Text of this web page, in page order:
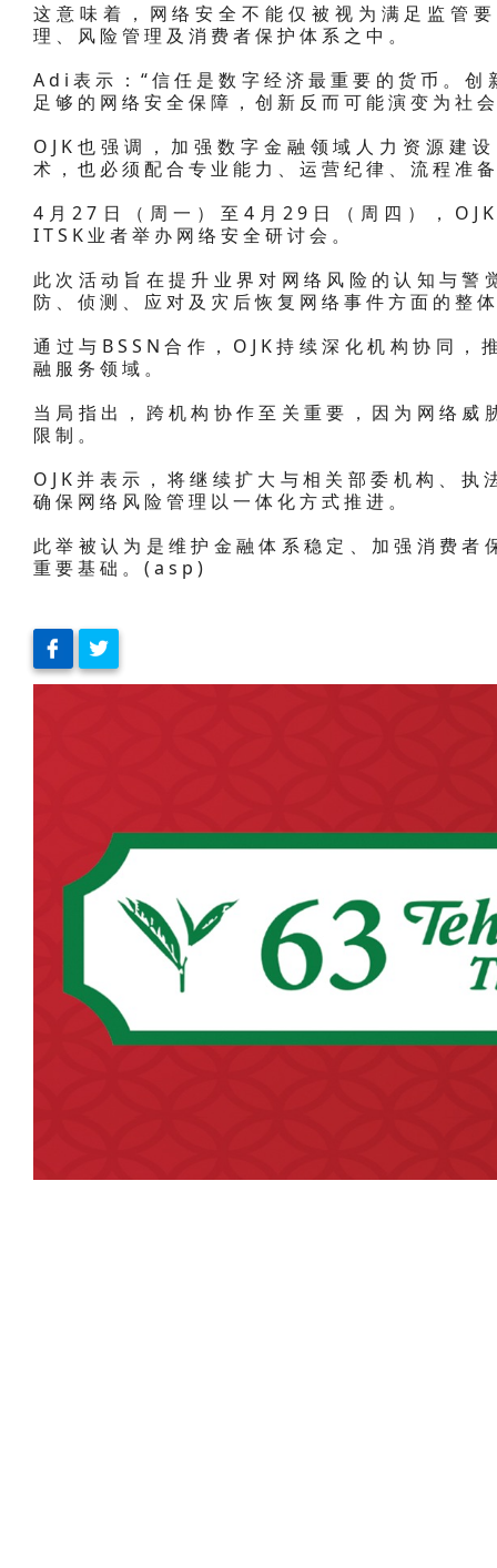
这意味着，网络安全不能仅被视为满足监管
理、风险管理及消费者保护体系之中。
Adi表示：“信任是数字经济最重要的货币。
足够的网络安全保障，创新反而可能演变为社
OJK也强调，加强数字金融领域人力资源建
术，也必须配合专业能力、运营纪律、流程准
4月27日（周一）至4月29日（周四），
ITSK业者举办网络安全研讨会。
此次活动旨在提升业界对网络风险的认知与
防、侦测、应对及灾后恢复网络事件方面的整
通过与BSSN合作，OJK持续深化机构协同，
融服务领域。
当局指出，跨机构协作至关重要，因为网络
限制。
OJK并表示，将继续扩大与相关部委机构、
确保网络风险管理以一体化方式推进。
此举被认为是维护金融体系稳定、加强消费
重要基础。(asp)